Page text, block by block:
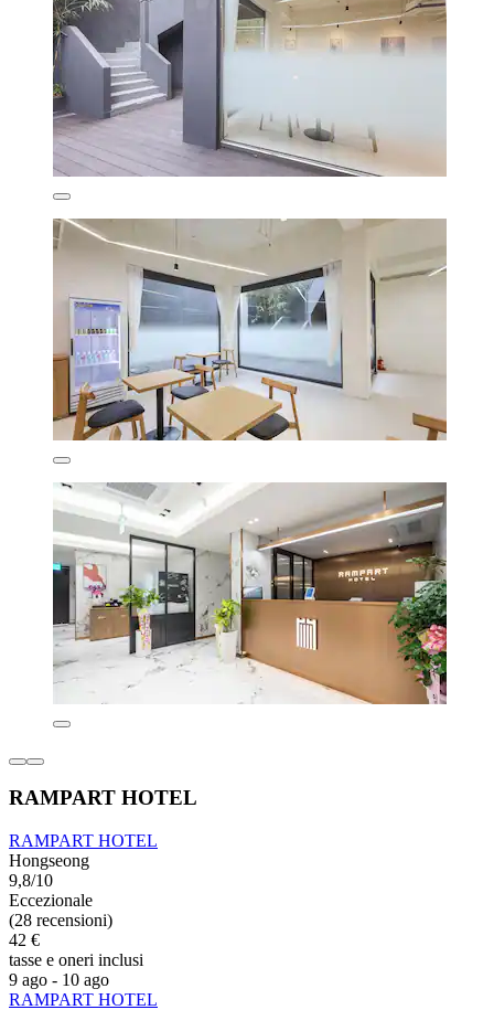
RAMPART HOTEL
RAMPART HOTEL
Hongseong
9,8/10
Eccezionale
(28 recensioni)
42 €
tasse e oneri inclusi
9 ago - 10 ago
RAMPART HOTEL